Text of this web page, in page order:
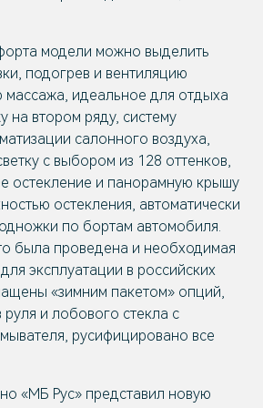
модели можно выделить
подогрев и вентиляцию
идеальное для отдыха
на втором ряду, систему
салонного воздуха,
с выбором из 128 оттенков,
остекление и панорамную крышу
остекления, автоматически
по бортам автомобиля.
была проведена и необходимая
эксплуатации в российских
«зимним пакетом» опций,
и лобового стекла с
русифицировано все
«МБ Рус» представил новую